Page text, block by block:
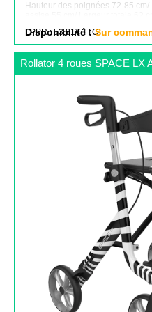
Hauteur des poignées 72-85
LPPR : 53.81€ TTC
Disponibilité : Sur
Rollator 4 roues SPACE LX